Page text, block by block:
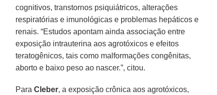
cognitivos, transtornos psiquiátricos, alterações
respiratórias e imunológicas e problemas hepáticos e
renais. “Estudos apontam ainda associação entre
exposição intrauterina aos agrotóxicos e efeitos
teratogênicos, tais como malformações congênitas,
aborto e baixo peso ao nascer.”, citou.
ParaCleber, a exposição crônica aos agrotóxicos,